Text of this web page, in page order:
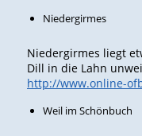
Niedergirmes
Niedergirmes liegt
Dill in die Lahn
http://www.online-
Weil im Schönbuch